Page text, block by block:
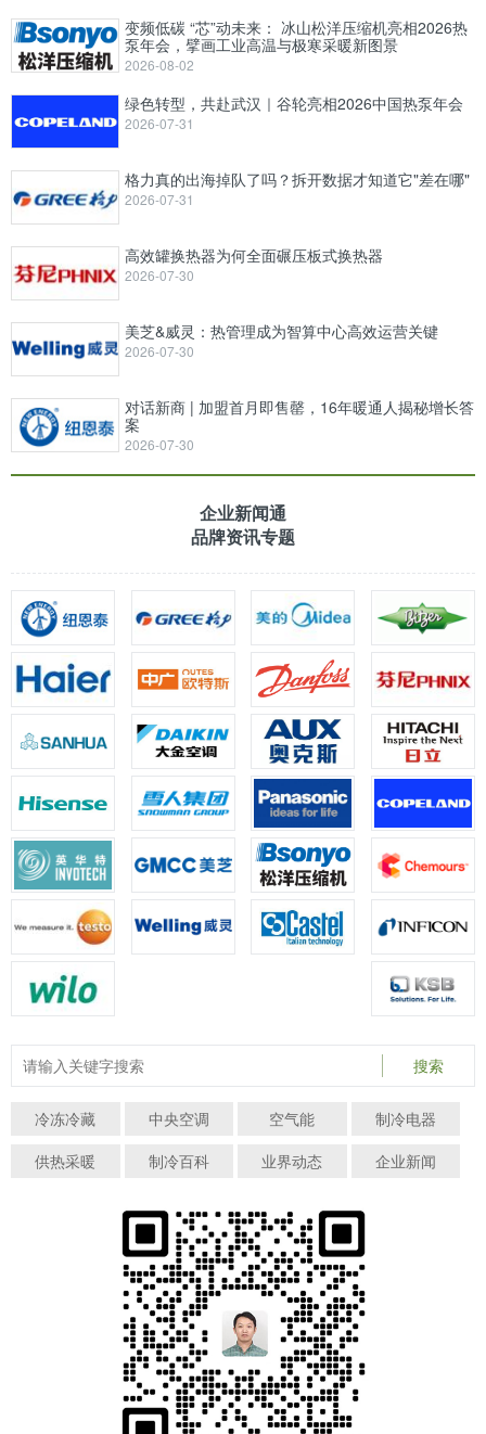
变频低碳 “芯”动未来： 冰山松洋压缩机亮相2026热
泵年会，擘画工业高温与极寒采暖新图景
2026-08-02
绿色转型，共赴武汉｜谷轮亮相2026中国热泵年会
2026-07-31
格力真的出海掉队了吗？拆开数据才知道它"差在哪"
2026-07-31
高效罐换热器为何全面碾压板式换热器
2026-07-30
美芝&威灵：热管理成为智算中心高效运营关键
2026-07-30
对话新商 | 加盟首月即售罄，16年暖通人揭秘增长答
案
2026-07-30
企业新闻通
品牌资讯专题
搜索
冷冻冷藏 中央空调 空气能
制冷电器
供热采暖
制冷百科 业界动态 企业新闻